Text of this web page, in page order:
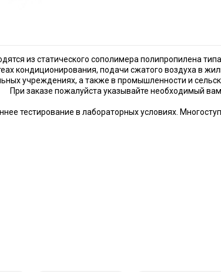
из статического сополимера полипропилена
кондиционирования, подачи сжатого воздуха в
учреждениях, а также в промышленности и
При заказе пожалуйста указывайте необходимый
тестирование в лабораторных условиях.